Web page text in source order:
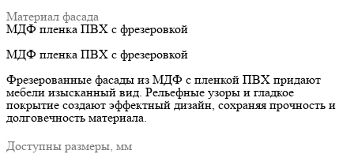
Материал фасада
МДФ пленка ПВХ с фрезеровкой
МДФ пленка ПВХ с фрезеровкой
Фрезерованные фасады из МДФ с пленкой ПВХ придают
мебели изысканный вид. Рельефные узоры и гладкое
покрытие создают эффектный дизайн, сохраняя прочность и
долговечность материала.
Доступны размеры, мм